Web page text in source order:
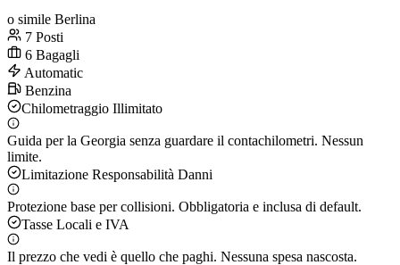
o simile Berlina
7 Posti
6 Bagagli
Automatic
Benzina
Chilometraggio Illimitato
Guida per la Georgia senza guardare il contachilometri. Nessun
limite.
Limitazione Responsabilità Danni
Protezione base per collisioni. Obbligatoria e inclusa di default.
Tasse Locali e IVA
Il prezzo che vedi è quello che paghi. Nessuna spesa nascosta.